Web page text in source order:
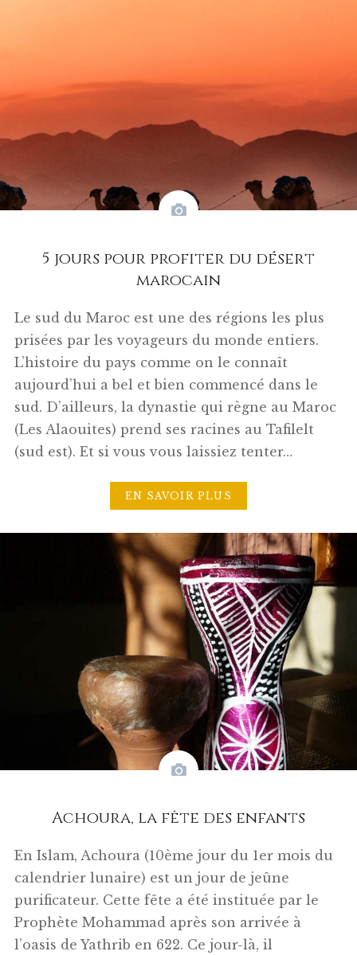
5 jours pour profiter du désert
marocain
Le sud du Maroc est une des régions les plus
prisées par les voyageurs du monde entiers.
L’histoire du pays comme on le connaît
aujourd’hui a bel et bien commencé dans le
sud. D’ailleurs, la dynastie qui règne au Maroc
(Les Alaouites) prend ses racines au Tafilelt
(sud est). Et si vous vous laissiez tenter…
EN SAVOIR PLUS
Achoura, la fête des enfants
En Islam, Achoura (10ème jour du 1er mois du
calendrier lunaire) est un jour de jeûne
purificateur. Cette fête a été instituée par le
Prophète Mohammad après son arrivée à
l’oasis de Yathrib en 622. Ce jour-là, il